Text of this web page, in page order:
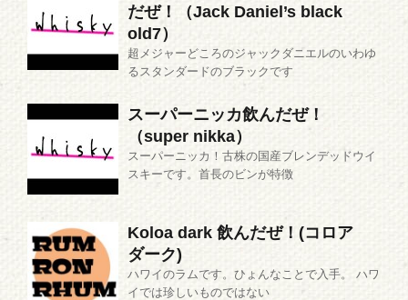
だぜ！（Jack Daniel’s black
old7）
超メジャーどころのジャックダニエルのいわゆ
るスタンダードのブラックです
スーパーニッカ飲んだぜ！
（super nikka）
スーパーニッカ！古株の国産ブレンデッドウイ
スキーです。首長のビンが特徴
Koloa dark 飲んだぜ！(コロア
ダーク)
ハワイのラムです。ひょんなことで入手。 ハワ
イでは珍しいものではない